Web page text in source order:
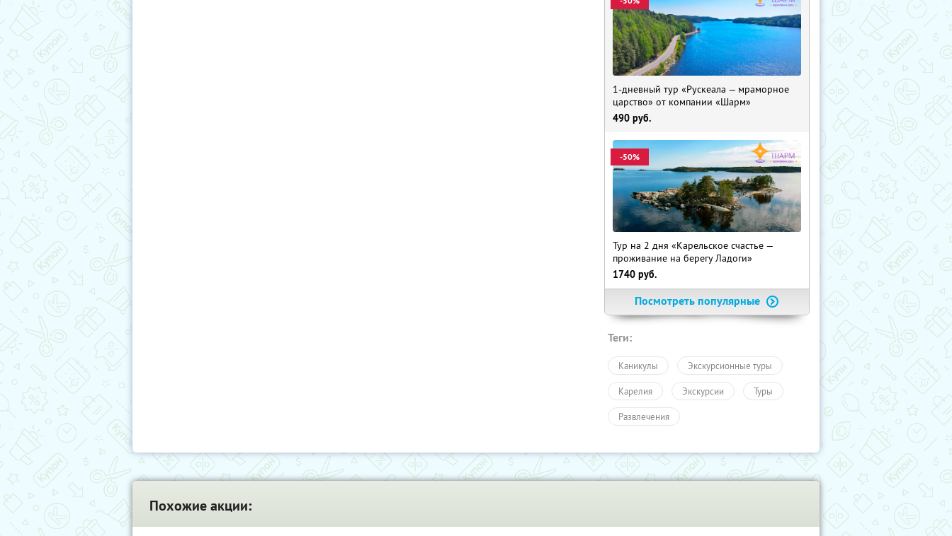
1-дневный тур «Рускеала — мраморное
царство» от компании «Шарм»
490 руб.
-50%
Тур на 2 дня «Карельское счастье —
проживание на берегу Ладоги»
1740 руб.
Посмотреть популярные
Теги:
Каникулы Экскурсионные туры
Карелия Экскурсии Туры
Развлечения
Похожие акции: